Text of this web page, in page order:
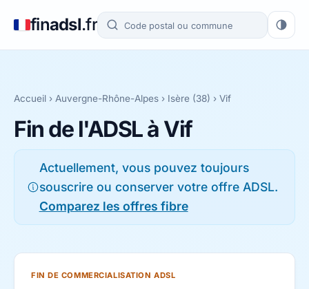
finadsl.fr
Accueil › Auvergne-Rhône-Alpes › Isère (38) › Vif
Fin de l'ADSL à Vif
Actuellement, vous pouvez toujours
souscrire ou conserver votre offre ADSL.
Comparez les offres fibre
FIN DE COMMERCIALISATION ADSL